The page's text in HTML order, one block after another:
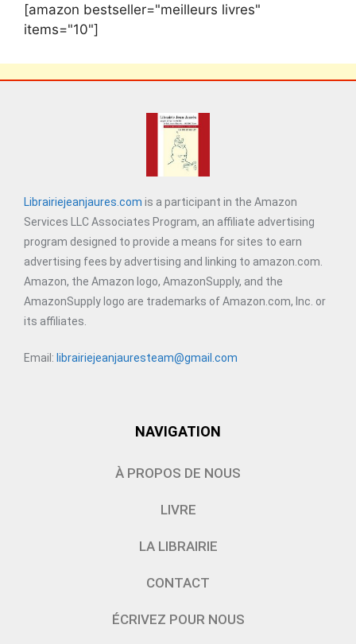
[amazon bestseller="meilleurs livres"
items="10"]
Librairiejeanjaures.com is a participant in the Amazon
Services LLC Associates Program, an affiliate advertising
program designed to provide a means for sites to earn
advertising fees by advertising and linking to amazon.com.
Amazon, the Amazon logo, AmazonSupply, and the
AmazonSupply logo are trademarks of Amazon.com, Inc. or
its affiliates.
Email: librairiejeanjauresteam@gmail.com
NAVIGATION
À PROPOS DE NOUS
LIVRE
LA LIBRAIRIE
CONTACT
ÉCRIVEZ POUR NOUS